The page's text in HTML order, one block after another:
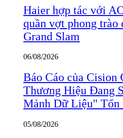
Haier hợp tác với
quần vợt phong trào
Grand Slam
06/08/2026
Báo Cáo của Cision
Thương Hiệu Đang
Mảnh Dữ Liệu" Tốn
05/08/2026